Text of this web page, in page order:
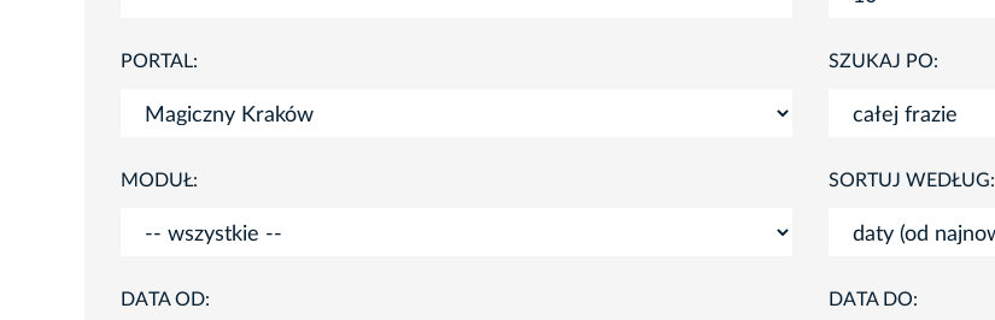
PORTAL: SZUKAJ PO:
MODUŁ: SORTUJ WEDŁUG:
DATA OD: DATA DO: